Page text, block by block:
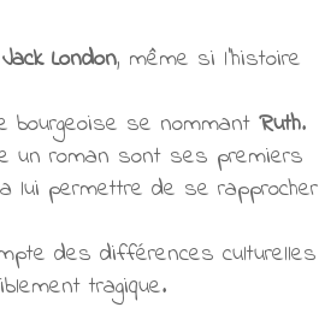
Jack London, même si l'histoire
se nommant Ruth.
un roman sont ses premiers
lui permettre de se rapprocher
des différences culturelles
tragique.